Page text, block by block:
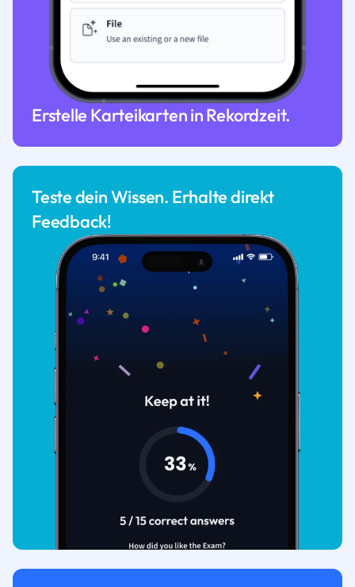
Erstelle Karteikarten in Rekordzeit.
Teste dein Wissen. Erhalte direkt
Feedback!